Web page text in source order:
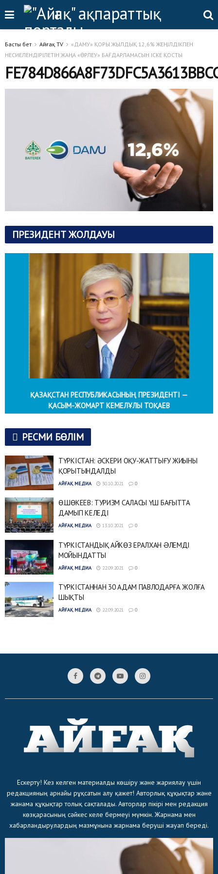
Басты бет Айғақ TV
«ДАМУ» ҚОРЫ ЖЫЛДЫҚ 12,6% ЖЕҢІЛДІКПЕН
НЕСИЕЛЕНДІРІЛЕТІН ЖАҢА «ӨРЛЕУ» БАҒДАРЛАМАСЫН ІСКЕ ҚОСТЫ
ПРЕЗИДЕНТ ЖОЛДАУЫ
ҚАЗАҚСТАН РЕСПУБЛИКАСЫНЫҢ ПРЕЗИДЕНТІ —
ҚАСЫМ-ЖОМАРТ КЕМЕЛҰЛЫ ТОҚАЕВ
РЕСМИ БӨЛІМ
ТҮРКІСТАН: ӘСКЕРИ ОҚУ-ЖАТТЫҒУ ЖИЫНЫ
ҚОРЫТЫНДАЛДЫ
АЙҒАҚ МЕДИА 30.10.2021 0
Ө.ШӨКЕЕВ: ТУРИЗМ САЛАСЫ ҮШ БАҒЫТТА
ДАМЫП КЕЛЕДІ
АЙҒАҚ МЕДИА 13.10.2021 0
ТҮРКІСТАНДЫҚ АЙКӨЗ ЕРАЛХАН ƏЛЕМДІ
МОЙЫНДАТТЫ
АЙҒАҚ МЕДИА 22.09.2021 0
ТҮРКІСТАННАН 30 АДАМ ПАВЛОДАРҒА ЖОЛҒА
ШЫҚТЫ
АЙҒАҚ МЕДИА 22.09.2021 0
Ескерту! Кез келген материалды көшіру және жариялау үшін
редакцияның арнайы рұқсатын алу қажет! Авторлық құқықтар және
жанама құқықтар толық сақталады. Авторлар пікірі мен редакция
көзқарасының сәйкес келе бермеуі мүмкін. Жарнама мен
хабарландырулардың мазмұнына жарнама беруші жауап береді.